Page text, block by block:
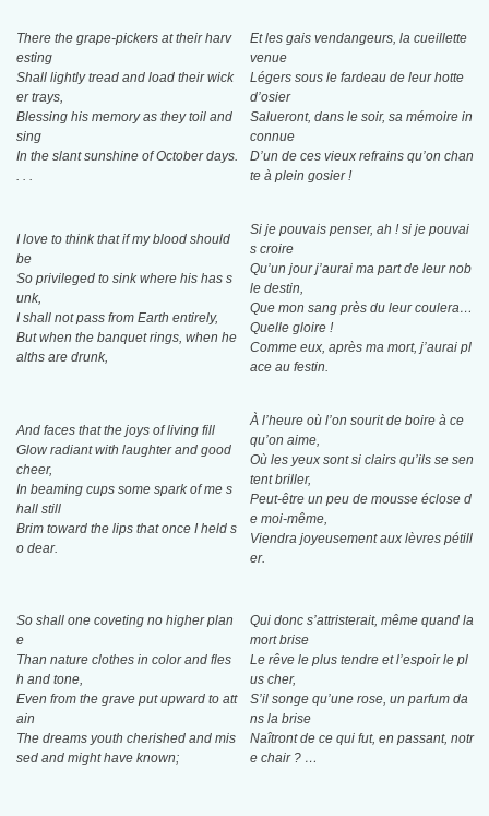
There the grape-pickers at their harv
esting
Shall lightly tread and load their wick
er trays,
Blessing his memory as they toil and
sing
In the slant sunshine of October days.
. . .
Et les gais vendangeurs, la cueillette
venue
Légers sous le fardeau de leur hotte
d’osier
Salueront, dans le soir, sa mémoire in
connue
D’un de ces vieux refrains qu’on chan
te à plein gosier !
I love to think that if my blood should
be
So privileged to sink where his has s
unk,
I shall not pass from Earth entirely,
But when the banquet rings, when he
alths are drunk,
Si je pouvais penser, ah ! si je pouvai
s croire
Qu’un jour j’aurai ma part de leur nob
le destin,
Que mon sang près du leur coulera…
Quelle gloire !
Comme eux, après ma mort, j’aurai pl
ace au festin.
And faces that the joys of living fill
Glow radiant with laughter and good
cheer,
In beaming cups some spark of me s
hall still
Brim toward the lips that once I held s
o dear.
À l’heure où l’on sourit de boire à ce
qu’on aime,
Où les yeux sont si clairs qu’ils se sen
tent briller,
Peut-être un peu de mousse éclose d
e moi-même,
Viendra joyeusement aux lèvres pétill
er.
So shall one coveting no higher plan
e
Than nature clothes in color and fles
h and tone,
Even from the grave put upward to att
ain
The dreams youth cherished and mis
sed and might have known;
Qui donc s’attristerait, même quand la
mort brise
Le rêve le plus tendre et l’espoir le pl
us cher,
S’il songe qu’une rose, un parfum da
ns la brise
Naîtront de ce qui fut, en passant, notr
e chair ? …